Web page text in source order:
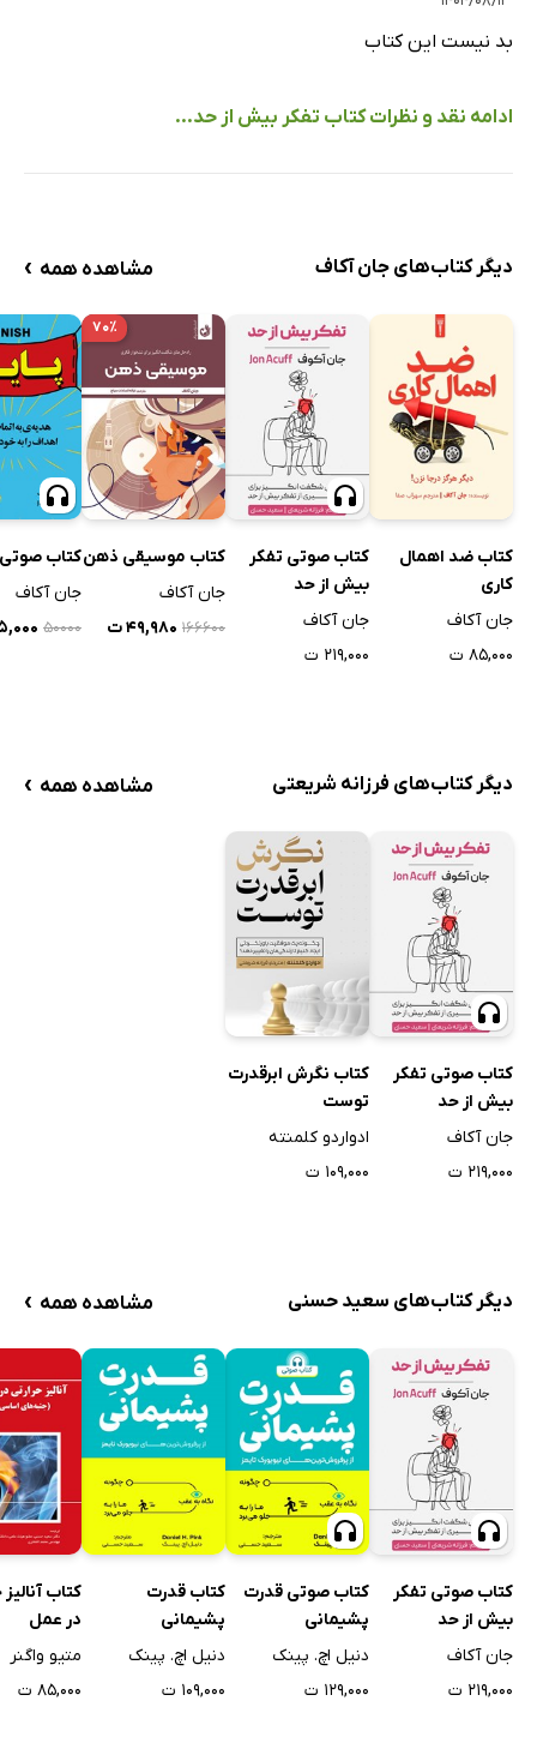
شما از قبل توسط صداهای ذهنی خود احاطه شده‌اید
سنگ‌ها، نظرات و خالکوبی‌ها
اگر مرا پیدا کنی، یکی از نمادهایم را به تو می‌دهم
نتیجه گیری
بد نیست این کتاب
ادامه نقد و نظرات کتاب تفکر بیش از حد...
دیگر کتاب‌های جان آکاف مشاهده همه ›
کتاب ضد اهمال
کاری
جان آکاف
۸۵,۰۰۰ ت
کتاب صوتی تفکر
بیش از حد
جان آکاف
۲۱۹,۰۰۰ ت
۷۰٪
کتاب موسیقی ذهن
جان آکاف
۱۶۶۶۰۰ ۴۹,۹۸۰ ت
کتاب صوتی
جان آکاف
۵۰۰۰۰
دیگر کتاب‌های فرزانه شریعتی مشاهده همه ›
کتاب صوتی تفکر
بیش از حد
جان آکاف
۲۱۹,۰۰۰ ت
کتاب نگرش ابرقدرت
توست
ادواردو کلمنته
۱۰۹,۰۰۰ ت
دیگر کتاب‌های سعید حسنی مشاهده همه ›
کتاب صوتی تفکر
بیش از حد
جان آکاف
۲۱۹,۰۰۰ ت
کتاب صوتی قدرت
پشیمانی
دنیل اچ. پینک
۱۲۹,۰۰۰ ت
کتاب قدرت
پشیمانی
دنیل اچ. پینک
۱۰۹,۰۰۰ ت
کتاب
در عمل
متیو واگنر
۸۵,۰۰۰ ت